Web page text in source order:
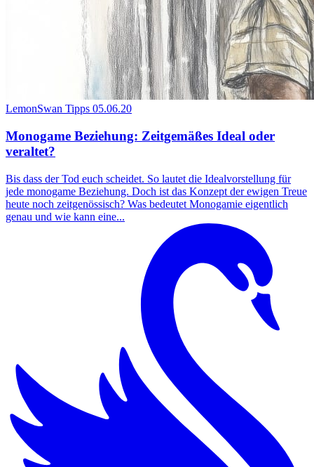
LemonSwan Tipps 05.06.20
Monogame Beziehung: Zeitgemäßes Ideal oder
veraltet?
Bis dass der Tod euch scheidet. So lautet die Idealvorstellung für
jede monogame Beziehung. Doch ist das Konzept der ewigen Treue
heute noch zeitgenössisch? Was bedeutet Monogamie eigentlich
genau und wie kann eine...